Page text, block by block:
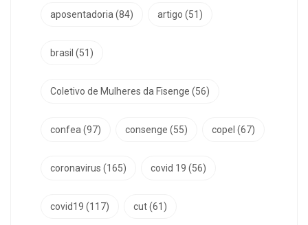
aposentadoria (84) artigo (51)
brasil (51)
Coletivo de Mulheres da Fisenge (56)
confea (97) consenge (55) copel (67)
coronavirus (165) covid 19 (56)
covid19 (117) cut(61)